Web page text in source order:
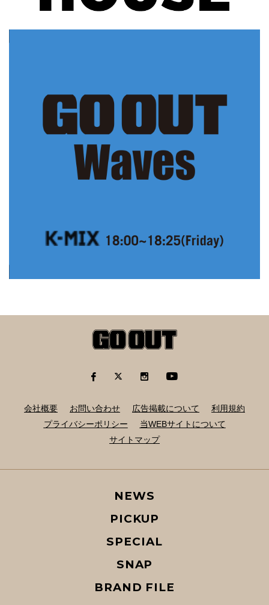
会社概要 お問い合わせ 広告掲載について
利用規約
プライバシーポリシー
当WEBサイトについて
サイトマップ
NEWS
PICKUP
SPECIAL
SNAP
BRAND FILE